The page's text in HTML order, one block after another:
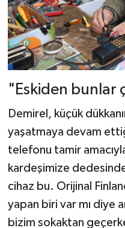
"Eskiden bunlar
Demirel, küçük
yaşatmaya devam
telefonu tamir
kardeşimize
cihaz bu. Orijinal
yapan biri var mı diye
bizim sokaktan